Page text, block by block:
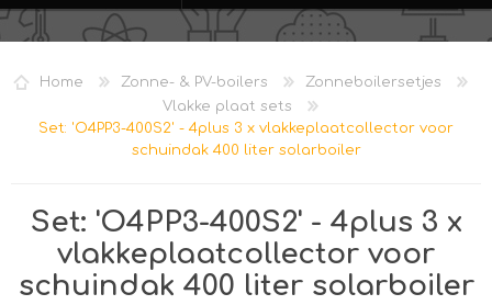
REGISTREREN
VERLANGLIJST
Home Zonne- & PV-boilers
Zonneboilersetjes
Vlakke plaat sets
Set: 'O4PP3-400S2' - 4plus 3 x vlakkeplaatcollector voor
schuindak 400 liter solarboiler
Set: 'O4PP3-400S2' - 4plus 3 x
vlakkeplaatcollector voor
schuindak 400 liter solarboiler